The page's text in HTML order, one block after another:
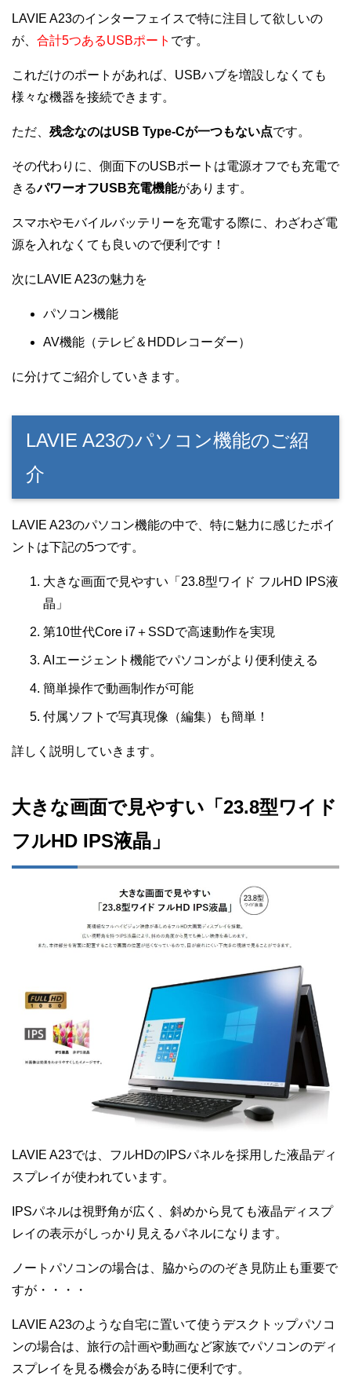
LAVIE A23のインターフェイスで特に注目して欲しいの
が、 合計5つあるUSBポート です。
これだけのポートがあれば、USBハブを増設しなくても
様々な機器を接続できます。
ただ、 残念なのはUSB Type-Cが一つもない点です。
その代わりに、側面下のUSBポートは電源オフでも充電で
きるパワーオフUSB充電機能があります。
スマホやモバイルバッテリーを充電する際に、わざわざ電
源を入れなくても良いので便利です！
次にLAVIE A23の魅力を
パソコン機能
AV機能（テレビ＆HDDレコーダー）
に分けてご紹介していきます。
LAVIE A23のパソコン機能のご紹
介
LAVIE A23のパソコン機能の中で、特に魅力に感じたポイ
ントは下記の5つです。
大きな画面で見やすい「23.8型ワイド フルHD IPS液
晶」
第10世代Core i7＋SSDで高速動作を実現
AIエージェント機能でパソコンがより便利使える
簡単操作で動画制作が可能
付属ソフトで写真現像（編集）も簡単！
詳しく説明していきます。
大きな画面で見やすい「23.8型ワイド
フルHD IPS液晶」
LAVIE A23では、フルHDのIPSパネルを採用した液晶ディ
スプレイが使われています。
IPSパネルは視野角が広く、斜めから見ても液晶ディスプ
レイの表示がしっかり見えるパネルになります。
ノートパソコンの場合は、脇からののぞき見防止も重要で
すが・・・・
LAVIE A23のような自宅に置いて使うデスクトップパソコ
ンの場合は、旅行の計画や動画など家族でパソコンのディ
スプレイを見る機会がある時に便利です。